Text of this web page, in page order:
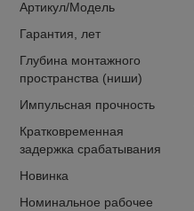
Артикул/Модель
Гарантия, лет
Глубина монтажного
пространства (ниши)
Импульсная прочность
Кратковременная
задержка срабатывания
Новинка
Номинальное рабочее